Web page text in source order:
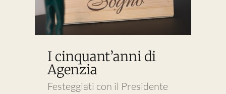
I cinquant’anni di
Agenzia
Festeggiati con il Presidente